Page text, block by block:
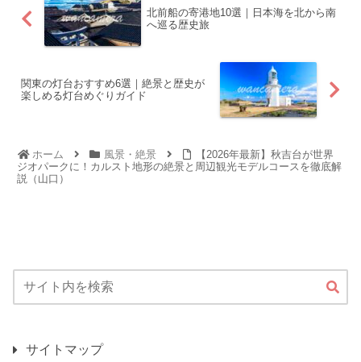
北前船の寄港地10選｜日本海を北から南
へ巡る歴史旅
関東の灯台おすすめ6選｜絶景と歴史が
楽しめる灯台めぐりガイド
ホーム 風景・絶景
【2026年最新】秋吉台が世界
ジオパークに！カルスト地形の絶景と周辺観光モデルコースを徹底解
説（山口）
サイトマップ